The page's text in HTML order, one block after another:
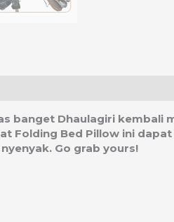
banget Dhaulagiri
Bed Pillow ini
Go grab yours!